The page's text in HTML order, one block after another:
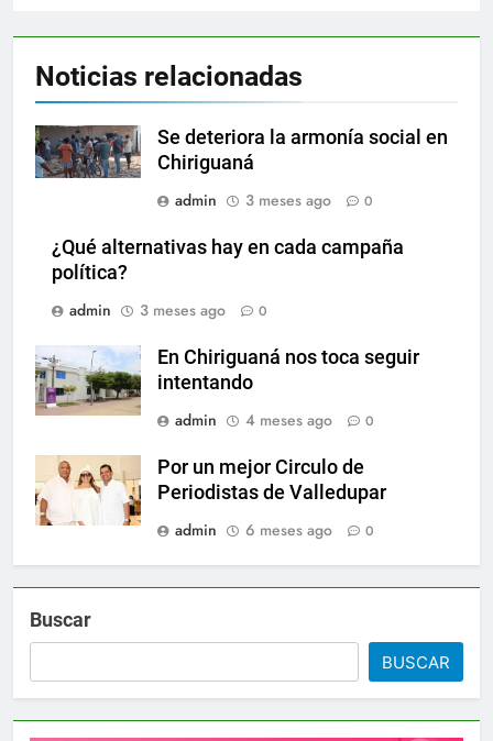
Noticias relacionadas
Se deteriora la armonía social en
Chiriguaná
admin
3 meses ago 0
¿Qué alternativas hay en cada campaña
política?
admin
3 meses ago 0
En Chiriguaná nos toca seguir
intentando
admin
4 meses ago 0
Por un mejor Circulo de
Periodistas de Valledupar
admin
6 meses ago 0
Buscar
BUSCAR